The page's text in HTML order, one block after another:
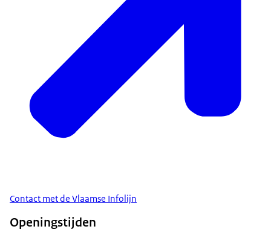
Contact met de Vlaamse Infolijn
Openingstijden